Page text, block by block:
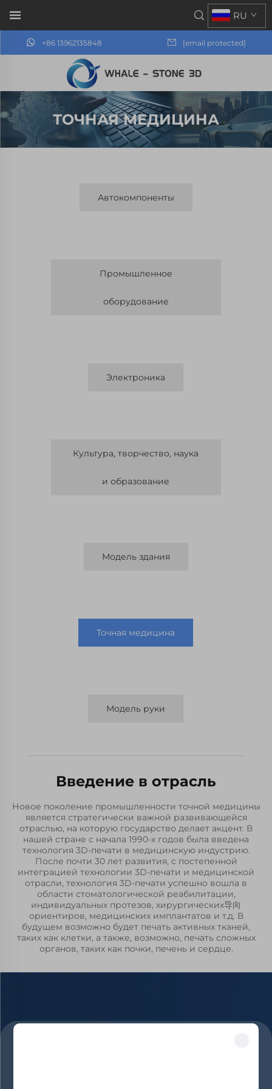
+86 13962135848 [email protected]
RU
ТОЧНАЯ МЕДИЦИНА
Автокомпоненты
Промышленное
оборудование
Электроника
Культура, творчество, наука
и образование
Модель здания
Точная медицина
Модель руки
Введение в отрасль
Новое поколение промышленности точной медицины
является стратегически важной развивающейся
отраслью, на которую государство делает акцент. В
нашей стране с начала 1990-х годов была введена
технология 3D-печати в медицинскую индустрию.
После почти 30 лет развития, с постепенной
интеграцией технологии 3D-печати и медицинской
отрасли, технология 3D-печати успешно вошла в
области стоматологической реабилитации,
индивидуальных протезов, хирургических导向
ориентиров, медицинских имплантатов и т.д. В
будущем возможно будет печать активных тканей,
таких как клетки, а также, возможно, печать сложных
органов, таких как почки, печень и сердце.